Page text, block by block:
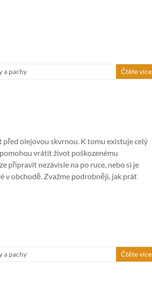
a pachy Čtěte více
před olejovou skvrnou. K tomu existuje celý
vrátit život poškozenému
připravit nezávisle na po ruce, nebo si je
v obchodě. Zvažme podrobněji, jak prát
a pachy Čtěte více